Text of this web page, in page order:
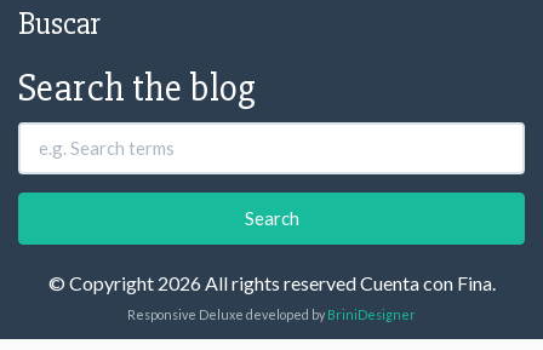
Buscar
Search the blog
© Copyright 2026 All rights reserved Cuenta con Fina.
Responsive Deluxe developed byBriniDesigner